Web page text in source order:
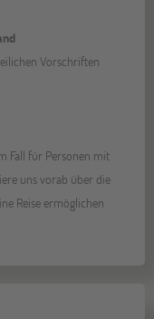
Vorschriften
Fall für Personen mit
uns vorab über die
Reise ermöglichen